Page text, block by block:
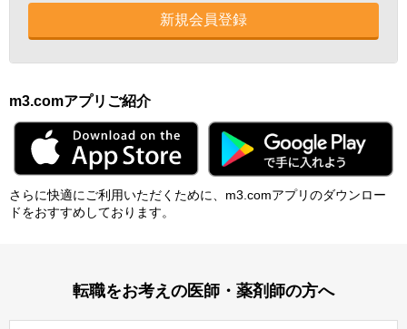
新規会員登録
m3.comアプリご紹介
さらに快適にご利⽤いただくために、m3.comアプリのダウンロー
ドをおすすめしております。
転職をお考えの医師・薬剤師の方へ